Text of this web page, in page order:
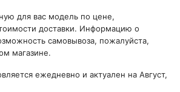
для вас модель по цене,
доставки. Информацию о
самовывоза, пожалуйста,
магазине.
ежедневно и актуален на Август,